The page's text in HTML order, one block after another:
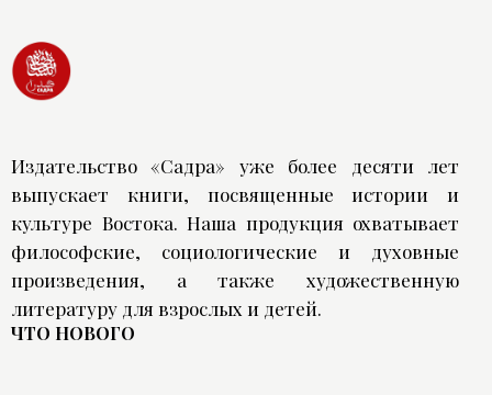
Издательство «Садра» уже более десяти лет
выпускает книги, посвященные истории и
культуре Востока. Наша продукция охватывает
философские, социологические и духовные
произведения, а также художественную
литературу для взрослых и детей.
ЧТО НОВОГО